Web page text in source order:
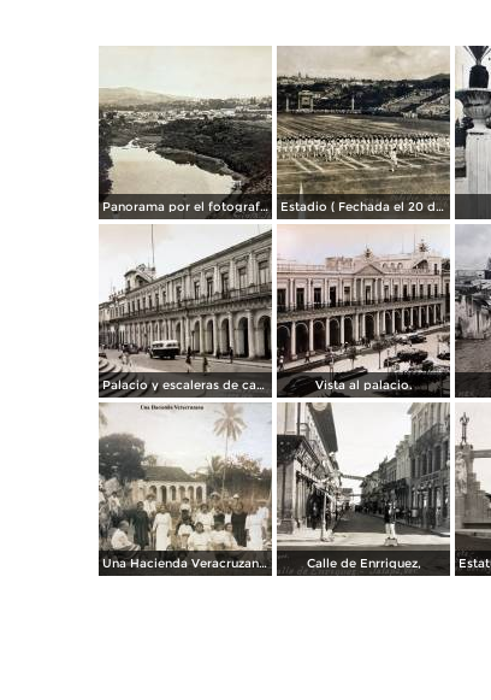
Panorama por el fotografo R M Mateos. ( Circulada el 27 de Septiembre de 1936 ). Estadio ( Fechada el 20 de Septiembre de 1928 ).
Palacio y escaleras de catedral. Vista al palacio.
Una Hacienda Veracruzana. Calle de Enrriquez,